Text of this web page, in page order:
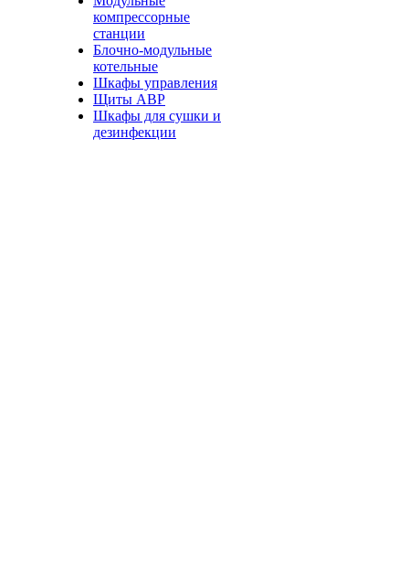
компрессорные
станции
Блочно-модульные
котельные
Шкафы управления
Щиты АВР
Шкафы для сушки и
дезинфекции